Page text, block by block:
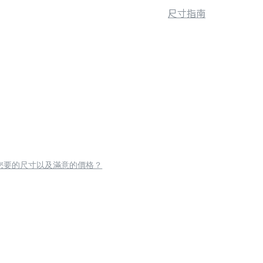
尺寸指南
要的尺寸以及滿意的價格？